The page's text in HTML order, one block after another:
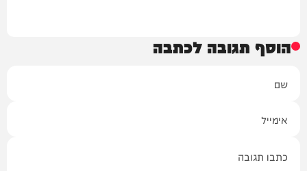
הוסף תגובה לכתבה